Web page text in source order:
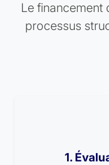
Le financement
processus
1.